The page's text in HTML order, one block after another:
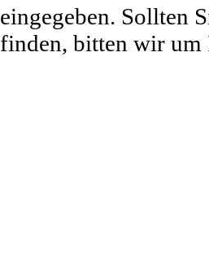
eingegeben. Sollten
finden, bitten wir um